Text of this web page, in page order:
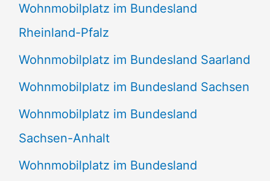
Wohnmobilplatz im Bundesland
Rheinland-Pfalz
Wohnmobilplatz im Bundesland Saarland
Wohnmobilplatz im Bundesland Sachsen
Wohnmobilplatz im Bundesland
Sachsen-Anhalt
Wohnmobilplatz im Bundesland